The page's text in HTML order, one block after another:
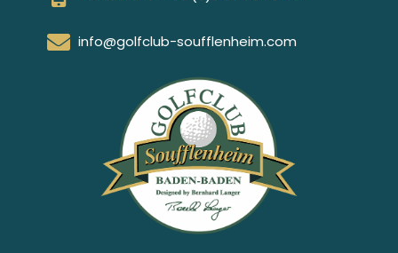
info@golfclub-soufflenheim.com